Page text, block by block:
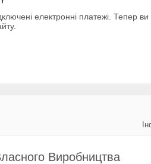
електронні платежі. Тепер
Виробництва